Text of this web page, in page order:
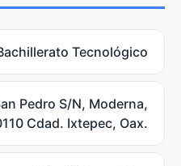
Tecnológico
Pedro S/N, Moderna,
Cdad. Ixtepec, Oax.